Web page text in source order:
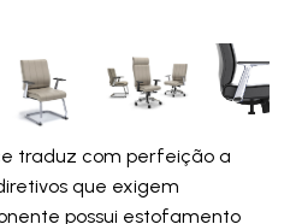
traduz com perfeição a
que exigem
possui estofamento